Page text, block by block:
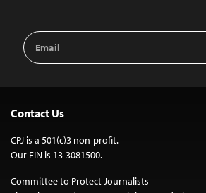
Email
Address
Contact Us
CPJ is a 501(c)3 non-profit.
Our EIN is 13-3081500.
Committee to Protect Journalists